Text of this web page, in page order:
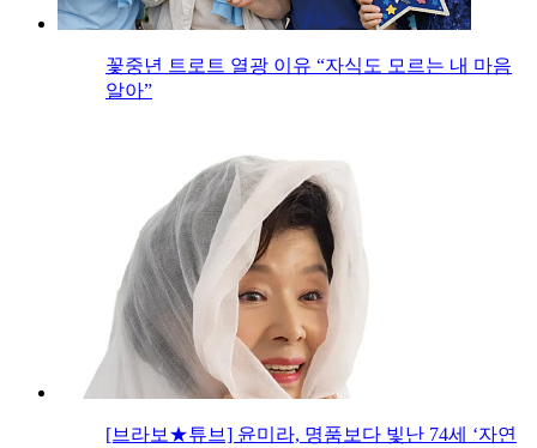
꽃중년 트로트 열광 이유 “자식도 모르는 내 마음
알아”
[브라보★튜브] 윤미라, 명품보다 빛난 74세 ‘자연